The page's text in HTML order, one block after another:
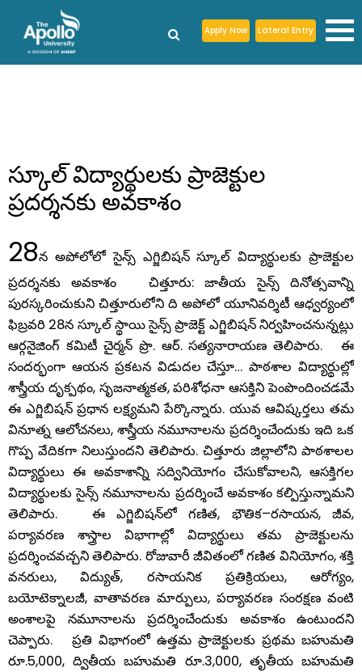
Apply Now Lateral Entry
స్కూల్ విద్యార్థులకు ప్రాజెక్టుల
ప్రదర్శనకు అవకాశం
28న అపోలోలో సైన్స్ ఎగ్జిబిషన్ స్కూల్ విద్యార్థులకు ప్రాజెక్టుల
ప్రదర్శనకు
అవకాశం చిత్తూరు:జాతీయ సైన్స్
దినోత్సవాన్ని
పురస్కరించుకుని చిత్తూరులోని ది అపోలో యూనివర్శిటీ ఆధ్వర్యంలో
ఫిబ్రవరి 28న స్కూల్ స్థాయి సైన్స్ ప్రాజెక్ట్ ఎగ్జిబిషన్ నిర్వహించనున్నట్లు
ఆర్గనైజింగ్ కమిటీ చైర్మన్ ప్రొ. ఆర్.సత్యనారాయణ తెలిపారు.ఈ
సందర్భంగా ఆయన ప్రకటన విడుదల చేస్తూ…పాఠశాల విద్యార్థుల్లో
శాస్త్రీయ దృక్పథం, సృజనాత్మకత,పరిశోధనా ఆసక్తిని పెంపొందించడమే
ఈ ఎగ్జిబిషన్ ప్రధాన లక్ష్యమని పేర్కొన్నారు. యువ ఆవిష్కర్తలు తమ
వినూత్న ఆలోచనలు, శాస్త్రీయ నమూనాలను ప్రదర్శించేందుకు ఇది ఒక
గొప్ప వేదికగా నిలుస్తుందని తెలిపారు. చిత్తూరు జిల్లాలోని పాఠశాలల
విద్యార్థులు ఈ అవకాశాన్ని సద్వినియోగం చేసుకోవాలని,ఆసక్తిగల
విద్యార్థులకు సైన్స్ నమూనాలను ప్రదర్శించే అవకాశం కల్పిస్తున్నామని
తెలిపారు. ఈ ఎగ్జిబిషన్లో గణిత, భౌతిక–రసాయన,జీవ,
పర్యావరణ శాస్త్రాల విభాగాల్లో విద్యార్థులు తమ
ప్రాజెక్టులను
ప్రదర్శించవచ్చని తెలిపారు. రోజువారీ జీవితంలో గణిత వినియోగం,శక్తి
వనరులు,విద్యుత్, రసాయనిక ప్రతిక్రియలు, ఆరోగ్యం,
బయోటెక్నాలజీ,వాతావరణ మార్పులు,పర్యావరణ సంరక్షణ వంటి
అంశాలపై
నమూనాలను ప్రదర్శించేందుకు అవకాశం
ఉంటుందని
చెప్పారు. ప్రతి విభాగంలో ఉత్తమ ప్రాజెక్టులకు ప్రథమ బహుమతి
రూ.5,000,ద్వితీయ బహుమతి రూ.3,000, తృతీయ బహుమతి